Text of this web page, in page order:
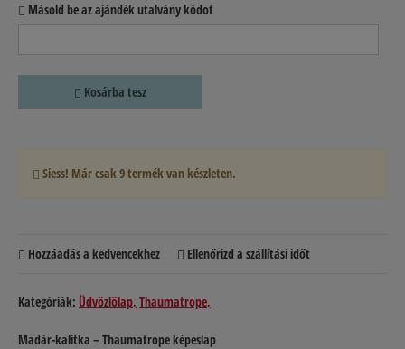
Másold be az ajándék utalvány kódot
Kosárba tesz
Siess! Már csak9termék van készleten.
Hozzáadás a kedvencekhez Ellenőrizd a szállítási időt
Kategóriák: Üdvözlőlap Thaumatrope
Madár-kalitka – Thaumatrope képeslap